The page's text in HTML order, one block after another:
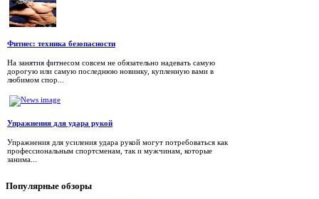
Фитнес: техника безопасности
На занятия фитнесом совсем не обязательно надевать самую
дорогую или самую последнюю новинку, купленную вами в
любимом спор...
Упражнения для удара рукой
Упражнения для усиления удара рукой могут потребоваться как
профессиональным спортсменам, так и мужчинам, которые
занима...
Популярные обзоры